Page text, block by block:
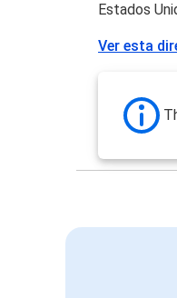
Estados
Ver esta